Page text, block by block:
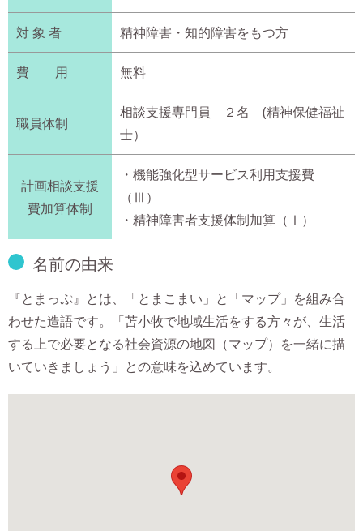
対 象 者 精神障害・知的障害をもつ方
費 用 無料
職員体制
相談支援専門員 ２名 (精神保健福祉
士）
計画相談支援
費加算体制
・機能強化型サービス利用支援費
（Ⅲ）
・精神障害者支援体制加算（Ⅰ）
名前の由来
『とまっぷ』とは、「とまこまい」と「マップ」を組み合
わせた造語です。「苫小牧で地域生活をする方々が、生活
する上で必要となる社会資源の地図（マップ）を一緒に描
いていきましょう」との意味を込めています。